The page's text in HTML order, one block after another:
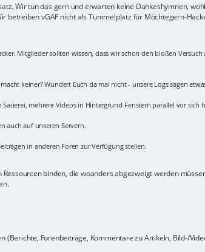
Wir tun das gern und erwarten keine Dankeshymnen,
vGAF nicht als Tummelplatz für Möchtegern-
Mitglieder sollten wissen, dass wir schon den bloßen
keiner? Wundert Euch da mal nicht - unsere Logs sagen
mehrere Videos in Hintergrund-Fenstern parallel vor sich
auch auf unseren Servern.
in anderen Foren zur Verfügung stellen.
binden, die woanders abgezweigt werden
Forenbeiträge, Kommentare zu Artikeln, Bild-/